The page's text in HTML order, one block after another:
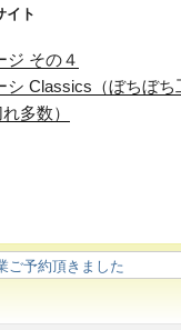
イト
ジ その４
Classics（ぼちぼち
多数）
ご予約頂きました